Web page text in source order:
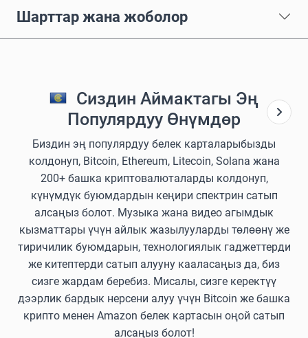
Шарттар жана жоболор
Сиздин Аймактагы Эң
Популярдуу Өнүмдөр
Биздин эң популярдуу белек карталарыбызды
колдонуп, Bitcoin, Ethereum, Litecoin, Solana жана
200+ башка криптовалюталарды колдонуп,
күнүмдүк буюмдардын кеңири спектрин сатып
алсаңыз болот. Музыка жана видео агымдык
кызматтары үчүн айлык жазылууларды төлөөнү же
тиричилик буюмдарын, технологиялык гаджеттерди
же китептерди сатып алууну кааласаңыз да, биз
сизге жардам беребиз. Мисалы, сизге керектүү
дээрлик бардык нерсени алуу үчүн Bitcoin же башка
крипто менен Amazon белек картасын оңой сатып
алсаңыз болот!